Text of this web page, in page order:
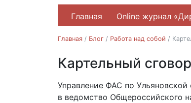
Главная Online журнал
Главная / Блог / Работа над собой /
Работа над собой
Картельный
23.03.2018
Управление ФАС по
в ведомство Общероссийского